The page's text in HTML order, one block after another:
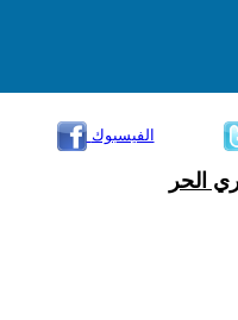
الفيسبوك
الحر